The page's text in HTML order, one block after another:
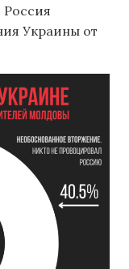
Россия
Украины от